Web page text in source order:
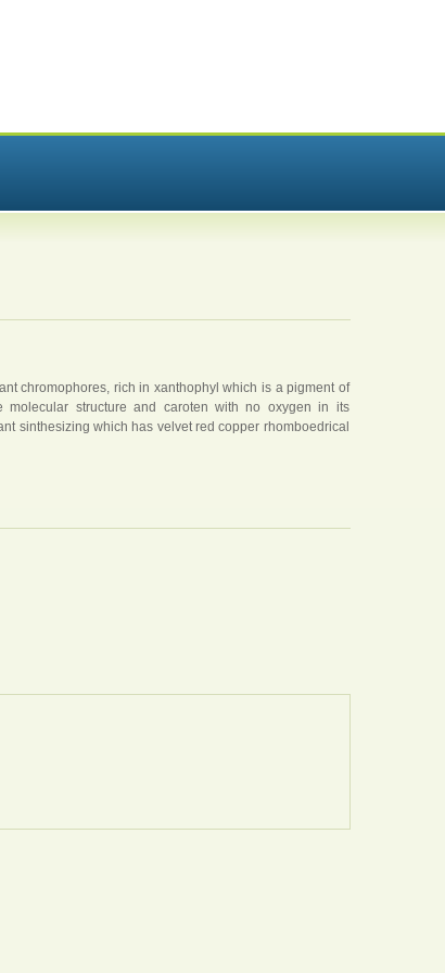
chromophores, rich in xanthophyl which is a pigment of
molecular structure and caroten with no oxygen in its
sinthesizing which has velvet red copper rhomboedrical